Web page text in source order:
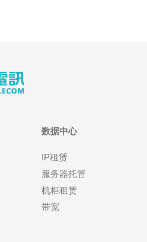
数据中心
IP租赁
服务器托管
机柜租赁
带宽